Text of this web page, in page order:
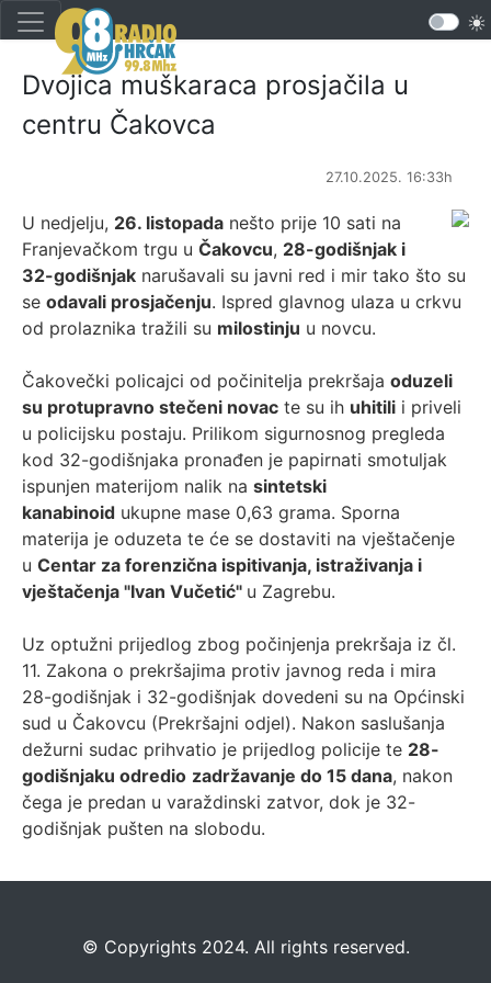
Dvojica muškaraca prosjačila u
centru Čakovca
27.10.2025. 16:33h
U nedjelju, 26. listopada nešto prije 10 sati na
Franjevačkom trgu u Čakovcu, 28-godišnjak i
32-godišnjak narušavali su javni red i mir tako što su
se odavali prosjačenju. Ispred glavnog ulaza u crkvu
od prolaznika tražili su milostinju u novcu.
Čakovečki policajci od počinitelja prekršaja oduzeli
su protupravno stečeni novac te su ih uhitili i priveli
u policijsku postaju. Prilikom sigurnosnog pregleda
kod 32-godišnjaka pronađen je papirnati smotuljak
ispunjen materijom nalik na sintetski
kanabinoid ukupne mase 0,63 grama. Sporna
materija je oduzeta te će se dostaviti na vještačenje
u Centar za forenzična ispitivanja, istraživanja i
vještačenja "Ivan Vučetić" u Zagrebu.
Uz optužni prijedlog zbog počinjenja prekršaja iz čl.
11. Zakona o prekršajima protiv javnog reda i mira
28-godišnjak i 32-godišnjak dovedeni su na Općinski
sud u Čakovcu (Prekršajni odjel). Nakon saslušanja
dežurni sudac prihvatio je prijedlog policije te 28-
godišnjaku odredio zadržavanje do 15 dana, nakon
čega je predan u varaždinski zatvor, dok je 32-
godišnjak pušten na slobodu.
©️ Copyrights 2024. All rights reserved.